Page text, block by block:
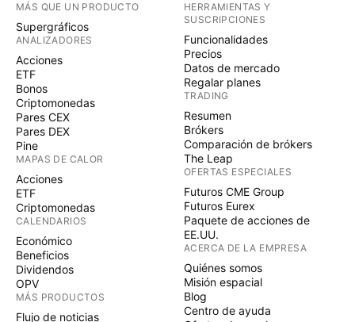
MÁS QUE UN PRODUCTO
Supergráficos
ANALIZADORES
Acciones
ETF
Bonos
Criptomonedas
Pares CEX
Pares DEX
Pine
MAPAS DE CALOR
Acciones
ETF
Criptomonedas
CALENDARIOS
Económico
Beneficios
Dividendos
OPV
MÁS PRODUCTOS
Flujo de noticias
HERRAMIENTAS Y
SUSCRIPCIONES
Funcionalidades
Precios
Datos de mercado
Regalar planes
TRADING
Resumen
Brókers
Comparación de brókers
The Leap
OFERTAS ESPECIALES
Futuros CME Group
Futuros Eurex
Paquete de acciones de
EE.UU.
ACERCA DE LA EMPRESA
Quiénes somos
Misión espacial
Blog
Centro de ayuda